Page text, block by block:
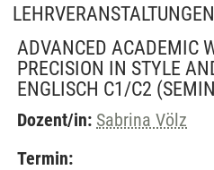
LEHRVERANSTALTUNGEN
ADVANCED ACADEMIC
PRECISION IN STYLE
ENGLISCH C1/C2
Dozent/in: Sabrina Völz
Termin: